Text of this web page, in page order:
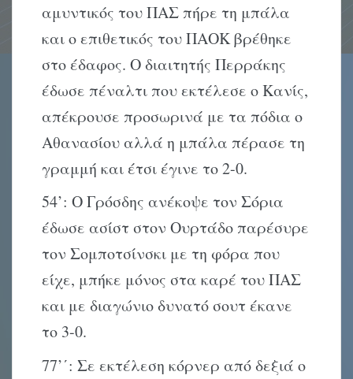
αμυντικός του ΠΑΣ πήρε τη μπάλα
και ο επιθετικός του ΠΑΟΚ βρέθηκε
στο έδαφος. Ο διαιτητής Περράκης
έδωσε πέναλτι που εκτέλεσε ο Κανίς,
απέκρουσε προσωρινά με τα πόδια ο
Αθανασίου αλλά η μπάλα πέρασε τη
γραμμή και έτσι έγινε το 2-0.
54’: Ο Γρόσδης ανέκοψε τον Σόρια
έδωσε ασίστ στον Ουρτάδο παρέσυρε
τον Σομποτσίνσκι με τη φόρα που
είχε, μπήκε μόνος στα καρέ του ΠΑΣ
και με διαγώνιο δυνατό σουτ έκανε
το 3-0.
77’΄: Σε εκτέλεση κόρνερ από δεξιά ο